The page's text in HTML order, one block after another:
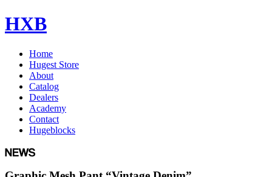
HXB
Home
Hugest Store
About
Catalog
Dealers
Academy
Contact
Hugeblocks